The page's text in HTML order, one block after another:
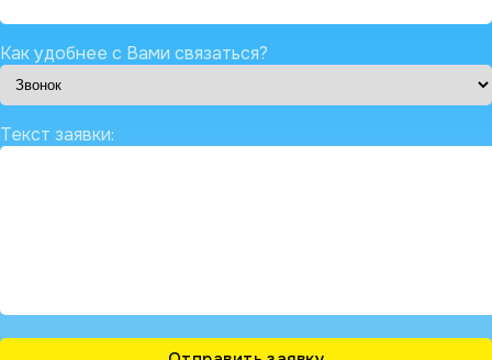
Как удобнее с Вами связаться?
Текст заявки: